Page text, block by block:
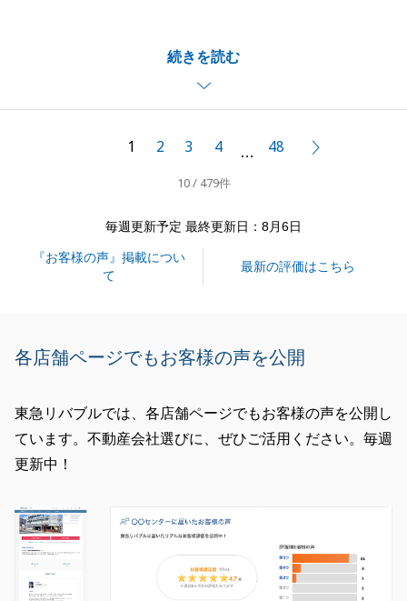
続きを読む
Ｍ様のご条件に叶う物件をご紹介できたこと、大変嬉
タイトなスケジュールの中、終始ご協力いただき、心
今後、弊社でお手伝いできることがございましたら、
どうぞお気軽にお申し付けください。
1 2 3 4 … 48
10 / 479件
毎週更新予定 最終更新日：8月6日
『お客様の声』掲載につい
て
最新の評価はこちら
各店舗ページでもお客様の声を公開
東急リバブルでは、各店舗ページでもお客様の声を公開し
ています。不動産会社選びに、ぜひご活用ください。毎週
更新中！